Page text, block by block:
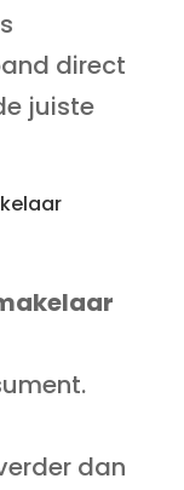
direct
juiste
dan